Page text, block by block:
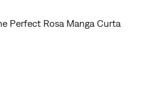
Perfect Rosa Manga Curta